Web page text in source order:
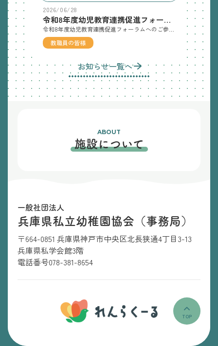
2026/06/28
令和8年度幼児教育連携促進フォーラムへのご参加のお願い
教職員の皆様
お知らせ一覧へ
ABOUT
施設について
一般社団法人
兵庫県私立幼稚園協会（事務局）
〒664-0851 兵庫県神戸市中央区北長狭通4丁目3-13
兵庫県私学会館3階
電話番号078-381-8654
TOP